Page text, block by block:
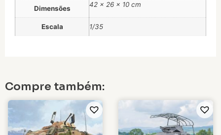
Dimensões 42 × 26 × 10 cm
Escala 1/35
Compre também: